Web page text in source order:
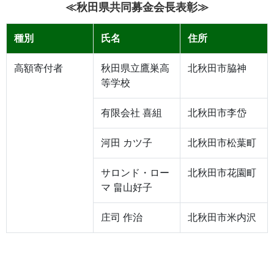
≪秋田県共同募金会長表彰≫
種別 氏名 住所
高額寄付者
秋田県立鷹巣高
等学校
北秋田市脇神
有限会社 喜組 北秋田市李岱
河田 カツ子 北秋田市松葉町
サロンド・ロー
マ 畠山好子
北秋田市花園町
庄司 作治 北秋田市米内沢